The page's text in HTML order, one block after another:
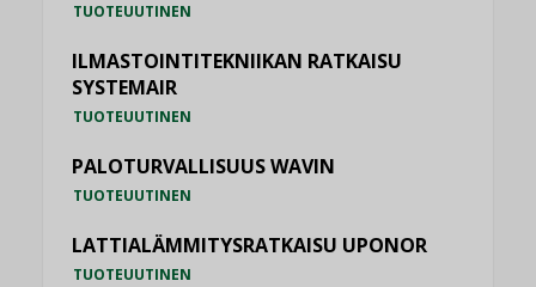
TUOTEUUTINEN
ILMASTOINTITEKNIIKAN RATKAISU
SYSTEMAIR
TUOTEUUTINEN
PALOTURVALLISUUS WAVIN
TUOTEUUTINEN
LATTIALÄMMITYSRATKAISU UPONOR
TUOTEUUTINEN